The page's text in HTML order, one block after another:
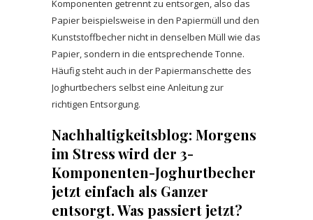
Komponenten getrennt zu entsorgen, also das
Papier beispielsweise in den Papiermüll und den
Kunststoffbecher nicht in denselben Müll wie das
Papier, sondern in die entsprechende Tonne.
Häufig steht auch in der Papiermanschette des
Joghurtbechers selbst eine Anleitung zur
richtigen Entsorgung.
Nachhaltigkeitsblog: Morgens
im Stress wird der 3-
Komponenten-Joghurtbecher
jetzt einfach als Ganzer
entsorgt. Was passiert jetzt?